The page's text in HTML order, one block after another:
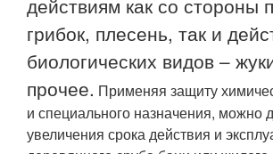
действиям как со стороны
грибок, плесень, так и
биологических видов –
прочее. Применяя защиту
и специального назначения, можно
увеличения срока действия и